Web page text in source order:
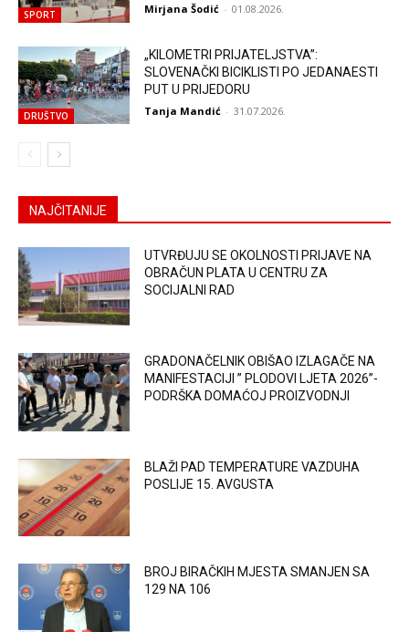
SPORT Mirjana Šodić - 01.08.2026.
DRUŠTVO
„KILOMETRI PRIJATELJSTVA”:
SLOVENAČKI BICIKLISTI PO JEDANAESTI
PUT U PRIJEDORU
Tanja Mandić - 31.07.2026.
NAJČITANIJE
UTVRĐUJU SE OKOLNOSTI PRIJAVE NA
OBRAČUN PLATA U CENTRU ZA
SOCIJALNI RAD
GRADONAČELNIK OBIŠAO IZLAGAČE NA
MANIFESTACIJI ” PLODOVI LJETA 2026”-
PODRŠKA DOMAĆOJ PROIZVODNJI
BLAŽI PAD TEMPERATURE VAZDUHA
POSLIJE 15. AVGUSTA
BROJ BIRAČKIH MJESTA SMANJEN SA
129 NA 106